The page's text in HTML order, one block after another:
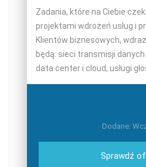
Zadania, które na Ciebie
projektami wdrożeń usług i
Klientów biznesowych,
będą: sieci transmisji danych
data center i cloud, usługi
Dodane:
Sprawdź